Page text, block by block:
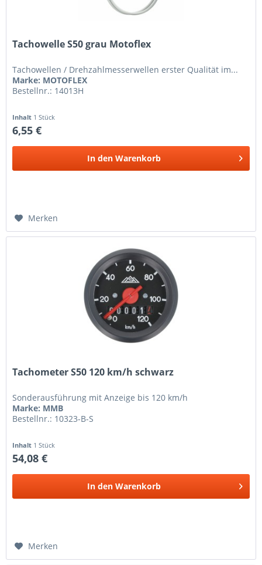
Tachowelle S50 grau Motoflex
Tachowellen / Drehzahlmesserwellen erster Qualität im...
Marke: MOTOFLEX
Bestellnr.: 14013H
Inhalt 1 Stück
6,55 €
In den Warenkorb
Merken
Tachometer S50 120 km/h schwarz
Sonderausführung mit Anzeige bis 120 km/h
Marke: MMB
Bestellnr.: 10323-B-S
Inhalt 1 Stück
54,08 €
In den Warenkorb
Merken